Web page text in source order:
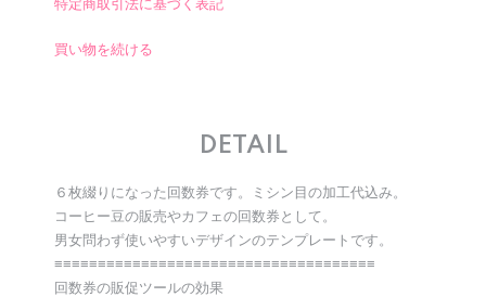
特定商取引法に基づく表記
買い物を続ける
DETAIL
６枚綴りになった回数券です。ミシン目の加工代込み。
コーヒー豆の販売やカフェの回数券として。
男女問わず使いやすいデザインのテンプレートです。
≡≡≡≡≡≡≡≡≡≡≡≡≡≡≡≡≡≡≡≡≡≡≡≡≡≡≡≡≡≡≡≡≡≡≡≡≡
回数券の販促ツールの効果